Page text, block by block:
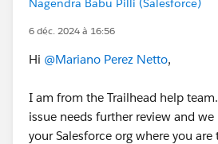
Nagendra Babu Pilli (Salesforce)
6 déc. 2024 à 16:56
Hi @Mariano Perez Netto,
I am from the Trailhead help
issue needs further review and
your Salesforce org where you